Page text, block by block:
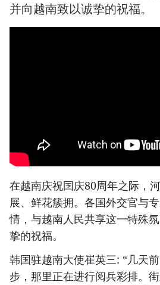
并向越南致以诚挚的祝福。
在越南庆祝国庆80周年之际，
展、鲜花簇拥。各国外交官与
情，与越南人民共享这一特殊
挚的祝福。
韩国驻越南大使崔英三: “几天
步，那里正在进行阅兵彩排。